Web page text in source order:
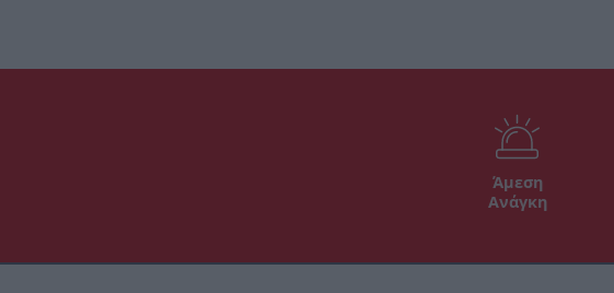
Άμεση
Ανάγκη